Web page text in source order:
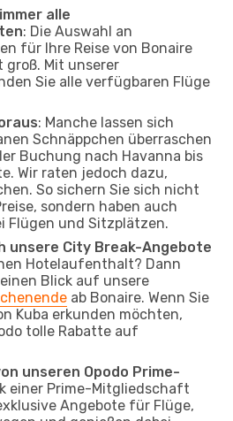
alle
: Die Auswahl an
für Ihre Reise von Bonaire
groß. Mit unserer
Sie alle verfügbaren Flüge
: Manche lassen sich
Schnäppchen überraschen
Buchung nach Havanna bis
Wir raten jedoch dazu,
So sichern Sie sich nicht
sondern haben auch
Flügen und Sitzplätzen.
unsere City Break-Angebote
Hotelaufenthalt? Dann
Blick auf unsere
ab Bonaire. Wenn Sie
Kuba erkunden möchten,
tolle Rabatte auf
unseren Opodo Prime-
einer Prime-Mitgliedschaft
Angebote für Flüge,